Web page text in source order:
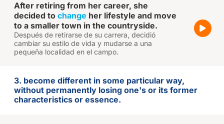
After retiring from her career, she
decided to change her lifestyle and move
to a smaller town in the countryside.
Después de retirarse de su carrera, decidió
cambiar su estilo de vida y mudarse a una
pequeña localidad en el campo.
3. become different in some particular way,
without permanently losing one's or its former
characteristics or essence.